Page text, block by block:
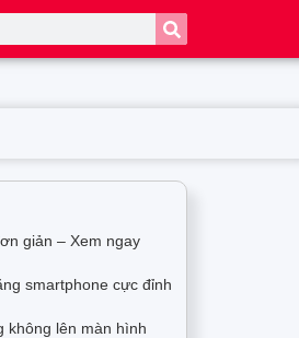
giản – Xem ngay
smartphone cực đỉnh
không lên màn hình